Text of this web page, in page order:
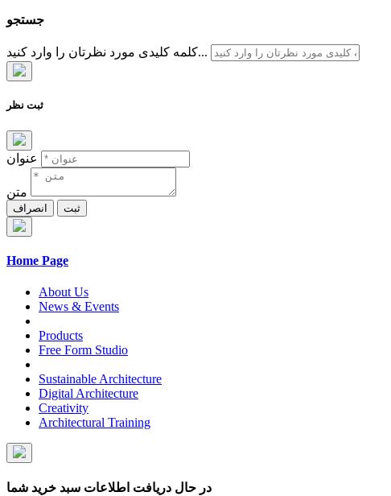
جستجو
کلمه کلیدی مورد نظرتان را وارد کنید...
ثبت نظر
عنوان
متن
انصراف ثبت
Home Page
About Us
News & Events
Products
Free Form Studio
Sustainable Architecture
Digital Architecture
Creativity
Architectural Training
در حال دریافت اطلاعات سبد خرید شما